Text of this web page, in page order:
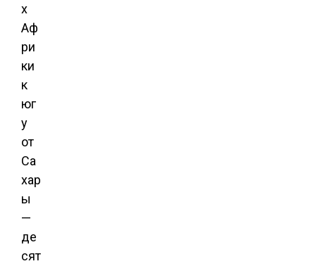
х
Аф
ри
ки
к
юг
у
от
Са
хар
ы
—
де
сят